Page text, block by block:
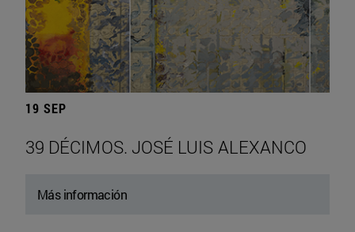
19 SEP
39 DÉCIMOS. JOSÉ LUIS ALEXANCO
Más información